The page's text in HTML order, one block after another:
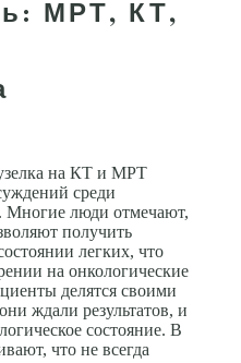
МРТ, КТ,
на КТ и МРТ
среди
Многие люди отмечают,
получить
легких, что
на онкологические
делятся своими
ждали результатов, и
состояние. В
что не всегда